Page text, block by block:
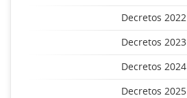
Decretos 2022
Decretos 2023
Decretos 2024
Decretos 2025